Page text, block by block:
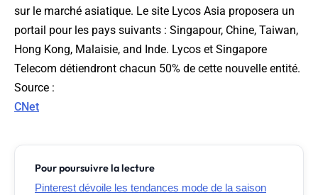
sur le marché asiatique. Le site Lycos Asia proposera un
portail pour les pays suivants : Singapour, Chine, Taiwan,
Hong Kong, Malaisie, and Inde. Lycos et Singapore
Telecom détiendront chacun 50% de cette nouvelle entité.
Source :
CNet
Pour poursuivre la lecture
Pinterest dévoile les tendances mode de la saison